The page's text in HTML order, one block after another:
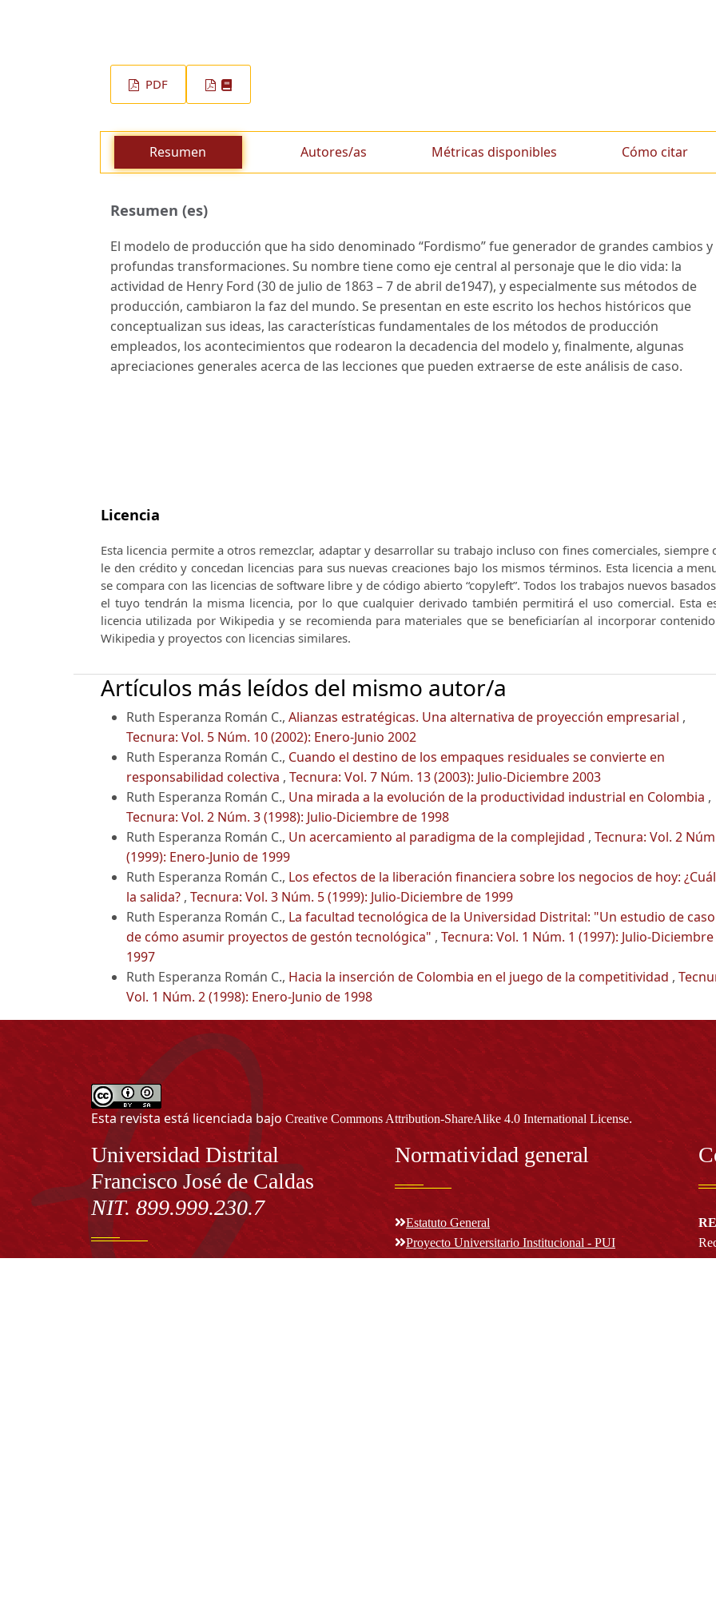
PDF
Resumen Autores/as Métricas disponibles Cómo citar
Resumen (es)
El modelo de producción que ha sido denominado “Fordismo” fue generador de grandes cambios y
profundas transformaciones. Su nombre tiene como eje central al personaje que le dio vida: la
actividad de Henry Ford (30 de julio de 1863 – 7 de abril de1947), y especialmente sus métodos de
producción, cambiaron la faz del mundo. Se presentan en este escrito los hechos históricos que
conceptualizan sus ideas, las características fundamentales de los métodos de producción
empleados, los acontecimientos que rodearon la decadencia del modelo y, finalmente, algunas
apreciaciones generales acerca de las lecciones que pueden extraerse de este análisis de caso.
Licencia
Esta licencia permite a otros remezclar, adaptar y desarrollar su trabajo incluso con fines comerciales, siempre
le den crédito y concedan licencias para sus nuevas creaciones bajo los mismos términos. Esta licencia a
se compara con las licencias de software libre y de código abierto “copyleft”.Todos los trabajos nuevos
el tuyo tendrán la misma licencia, por lo que cualquier derivado también permitirá el uso comercial. Esta
licencia utilizada por Wikipedia y se recomienda para materiales que se beneficiarían al incorporar
Wikipedia y proyectos con licencias similares.
Artículos más leídos del mismo autor/a
Ruth Esperanza Román C., Alianzas estratégicas. Una alternativa de proyección empresarial ,
Tecnura: Vol. 5 Núm. 10 (2002): Enero-Junio 2002
Ruth Esperanza Román C., Cuando el destino de los empaques residuales se convierte en
responsabilidad colectiva , Tecnura: Vol. 7 Núm. 13 (2003): Julio-Diciembre 2003
Ruth Esperanza Román C., Una mirada a la evolución de la productividad industrial en Colombia ,
Tecnura: Vol. 2 Núm. 3 (1998): Julio-Diciembre de 1998
Ruth Esperanza Román C., Un acercamiento al paradigma de la complejidad , Tecnura: Vol. 2
(1999): Enero-Junio de 1999
Ruth Esperanza Román C., Los efectos de la liberación financiera sobre los negocios de hoy:
la salida? , Tecnura: Vol. 3 Núm. 5 (1999): Julio-Diciembre de 1999
Ruth Esperanza Román C., La facultad tecnológica de la Universidad Distrital: "Un estudio de caso
de cómo asumir proyectos de gestón tecnológica" , Tecnura: Vol. 1 Núm. 1 (1997): Julio-
1997
Ruth Esperanza Román C., Hacia la inserción de Colombia en el juego de la competitividad ,
Vol. 1 Núm. 2 (1998): Enero-Junio de 1998
Esta revista está licenciada bajo Creative Commons Attribution-ShareAlike 4.0 International License.
Información
Universidad Distrital
Francisco José de Caldas
NIT. 899.999.230.7
Normatividad general
Estatuto General
Proyecto Universitario Institucional - PUI